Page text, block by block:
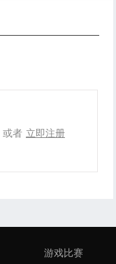
或者 立即注册
游戏比赛